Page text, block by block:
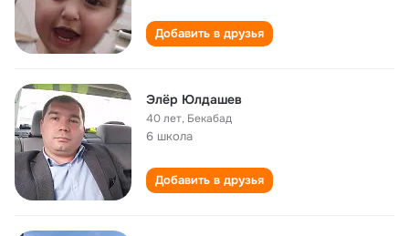
Добавить в друзья
Элёр Юлдашев
40 лет, Бекабад
6 школа
Добавить в друзья